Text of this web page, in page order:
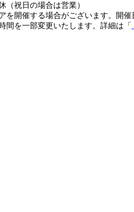
（祝日の場合は営業）
を開催する場合がございます。開催
間を一部変更いたします。詳細は「